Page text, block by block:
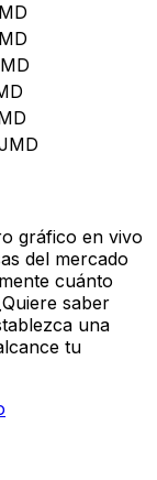
gráfico en vivo
del mercado
cuánto
saber
una
tu